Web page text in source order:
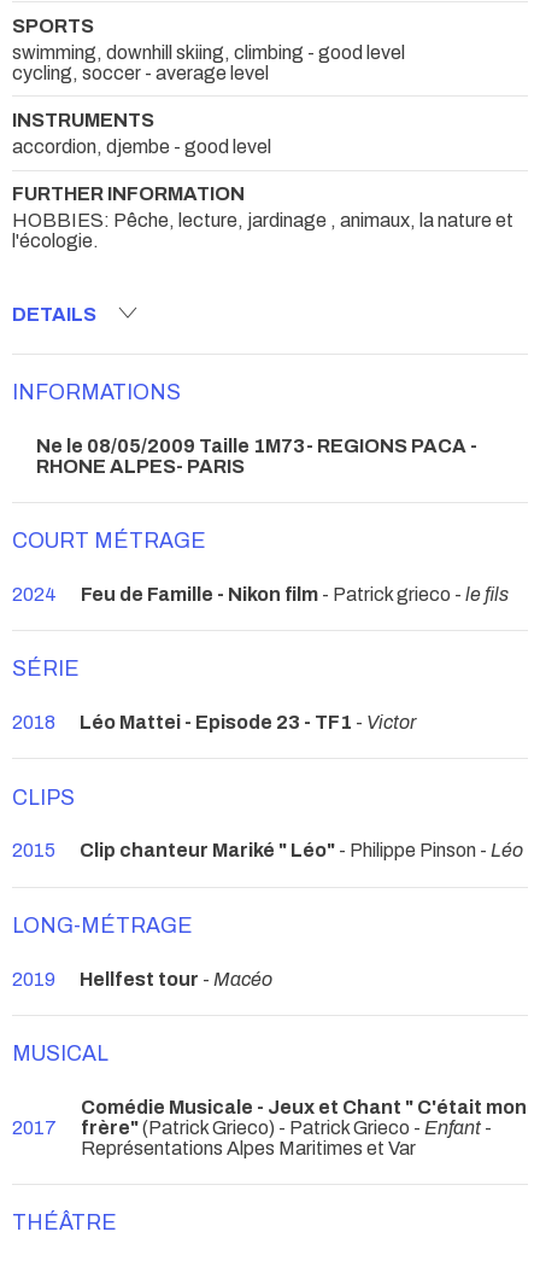
SPORTS
swimming, downhill skiing, climbing - good level
cycling, soccer - average level
INSTRUMENTS
accordion, djembe - good level
FURTHER INFORMATION
HOBBIES: Pêche, lecture, jardinage , animaux, la nature et
l'écologie.
DETAILS
INFORMATIONS
Ne le 08/05/2009 Taille 1M73- REGIONS PACA -
RHONE ALPES- PARIS
COURT MÉTRAGE
2024 Feu de Famille - Nikon film - Patrick grieco - le fils
SÉRIE
2018 Léo Mattei - Episode 23 - TF1 - Victor
CLIPS
2015 Clip chanteur Mariké " Léo" - Philippe Pinson - Léo
LONG-MÉTRAGE
2019 Hellfest tour - Macéo
MUSICAL
2017
Comédie Musicale - Jeux et Chant " C'était mon
frère"(Patrick Grieco) - Patrick Grieco - Enfant -
Représentations Alpes Maritimes et Var
THÉÂTRE